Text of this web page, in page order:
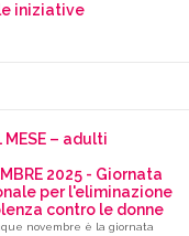
iniziative
MESE – adulti
2025 - Giornata
per l'eliminazione
contro le donne
novembre è la giornata